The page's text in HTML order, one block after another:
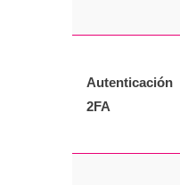
Autenticación
2FA